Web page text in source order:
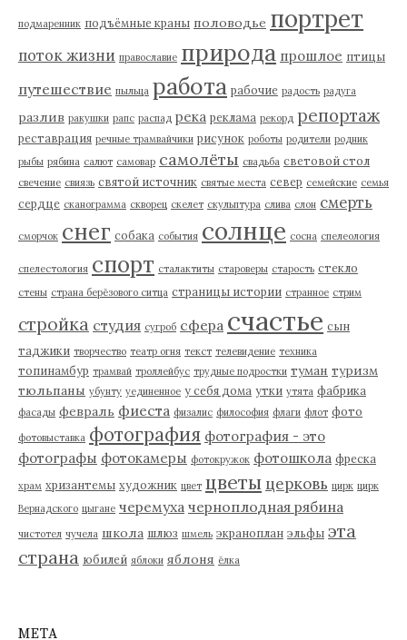
подмаренник подъёмные краны половодье портрет
поток жизни православие природа прошлое птицы
путешествие пыльца работа рабочие радость радуга
разлив ракушки рапс распад река реклама рекорд репортаж
реставрация речные трамвайчики рисунок роботы родители родник
рыбы рябина салют самовар самолёты свадьба световой стол
свечение свиязь святой источник святые места север семейские семья
сердце сканограмма скворец скелет скульптура слива слон смерть
сморчок снег собака события солнце сосна спелеология
спелестология спорт сталактиты староверы старость стекло
стены страна берёзового ситца страницы истории странное стрим
стройка студия сугроб сфера счастье сын
таджики творчество театр огня текст телевидение техника
топинамбур трамвай троллейбус трудные подростки туман туризм
тюльпаны убунту уединенное у себя дома утки утята фабрика
фасады февраль фиеста физалис философия флаги флот фото
фотовыставка фотография фотография - это
фотографы фотокамеры фотокружок фотошкола фреска
храм хризантемы художник цвет цветы церковь цирк цирк
Вернадского цыгане черемуха черноплодная рябина
чистотел чучела школа шлюз шмель экраноплан эльфы эта
страна юбилей яблоки яблоня ёлка
МЕТА